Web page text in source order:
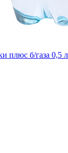
плюс б/газа 0,5